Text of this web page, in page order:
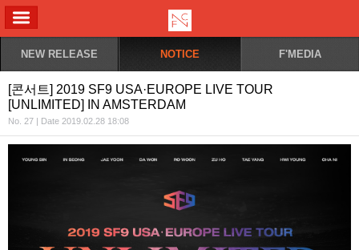
NEW RELEASE NOTICE F'MEDIA
[콘서트] 2019 SF9 USA·EUROPE LIVE TOUR
[UNLIMITED] IN AMSTERDAM
No. 27 | Date 2019.02.28 18:08